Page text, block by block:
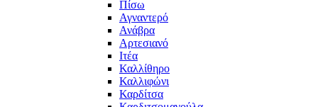
Πίσω
Αγναντερό
Ανάβρα
Αρτεσιανό
Ιτέα
Καλλίθηρο
Καλλιφώνι
Καρδίτσα